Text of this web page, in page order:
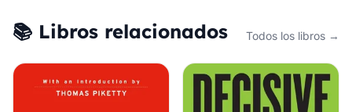
📚 Libros relacionados Todos los libros →